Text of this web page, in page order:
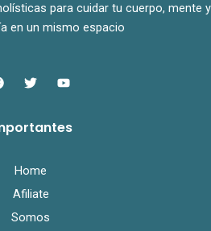
para cuidar tu cuerpo, mente y
en un mismo espacio
T
w
t
Y
o
u
Home
Afiliate
Somos